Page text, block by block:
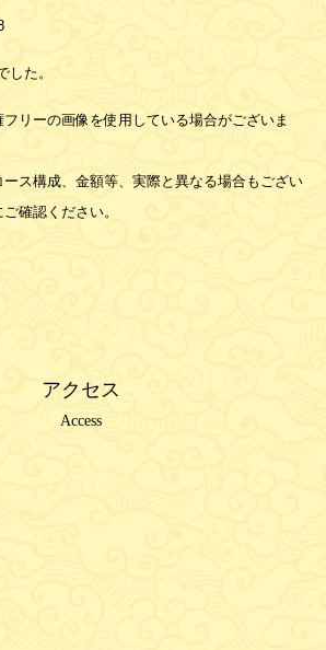
した。
リーの画像を使用している場合がございま
ス構成、金額等、実際と異なる場合もござい
確認ください。
アクセス
Access